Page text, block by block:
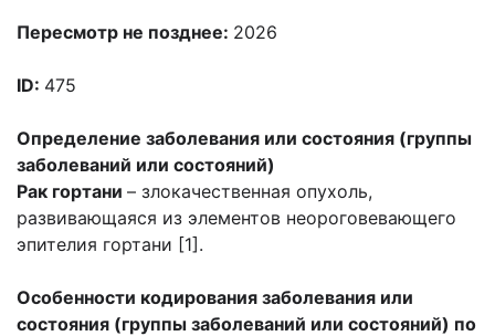
Пересмотр не позднее: 2026
ID: 475
Определение заболевания или состояния (группы
заболеваний или состояний)
Рак гортани – злокачественная опухоль,
развивающаяся из элементов неороговевающего
эпителия гортани [1].
Особенности кодирования заболевания или
состояния (группы заболеваний или состояний) по